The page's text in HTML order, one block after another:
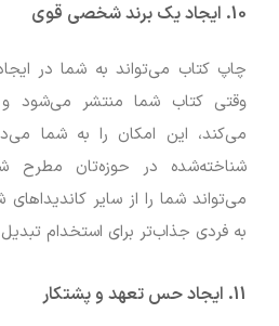
10. ایجاد یک برند شخصی قوی
چاپ کتاب می‌تواند به شما در
وقتی کتاب شما منتشر می‌شود و
می‌کند، این امکان را به شما
شناخته‌شده در حوزه‌تان
می‌تواند شما را از سایر
به فردی جذاب‌تر برای استخدام
11. ایجاد حس تعهد و پشتکار